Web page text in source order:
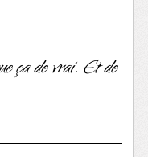
ça de vrai. Et de